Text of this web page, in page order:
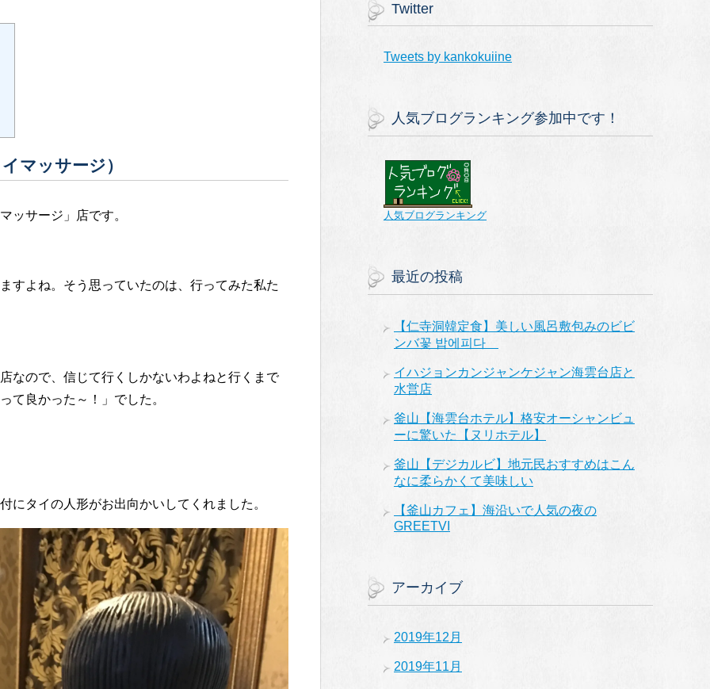
マッサージ）
ッサージ」店です。
すよね。そう思っていたのは、行ってみた私た
なので、信じて行くしかないわよねと行くまで
て良かった～！」でした。
にタイの人形がお出向かいしてくれました。
Twitter
Tweets by kankokuiine
人気ブログランキング参加中です！
人気ブログランキング
最近の投稿
【仁寺洞韓定食】美しい風呂敷包みのビビ
ンバ꽃 밥에피다
イハジョンカンジャンケジャン海雲台店と
水営店
釜山【海雲台ホテル】格安オーシャンビュ
ーに驚いた【ヌリホテル】
釜山【デジカルビ】地元民おすすめはこん
なに柔らかくて美味しい
【釜山カフェ】海沿いで人気の夜の
GREETVI
アーカイブ
2019年12月
2019年11月